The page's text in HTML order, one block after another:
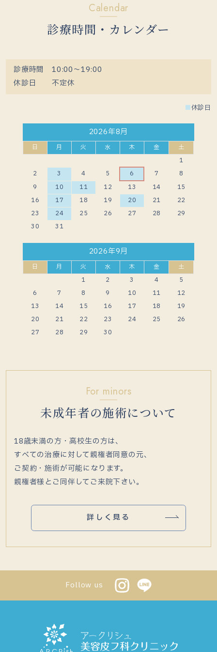
Calendar
診療時間・カレンダー
診療時間 10:00〜19:00
休診日 不定休
■休診日
2026年8月
日 月 火 水 木 金
土
1
2
3 4 5 6 7
8
9
10 11 12 13 14
15
16
17 18 19 20 21
22
23
24 25 26 27 28
29
30
31
2026年9月
日 月 火 水 木 金
土
1
2 3 4
5
6
7 8 9 10 11
12
13
14 15 16 17 18
19
20
21 22 23 24 25
26
27
28 29 30
For minors
未成年者の施術について
18歳未満の方・高校生の方は、
すべての治療に対して親権者同意の元、
ご契約・施術が可能になります。
親権者様とご同伴してご来院下さい。
詳しく見る
Follow us